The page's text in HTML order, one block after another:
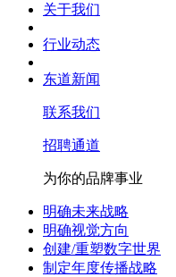
关于我们
行业动态
东道新闻
联系我们
招聘通道
为你的品牌事业
明确未来战略
明确视觉方向
创建/重塑数字世界
制定年度传播战略